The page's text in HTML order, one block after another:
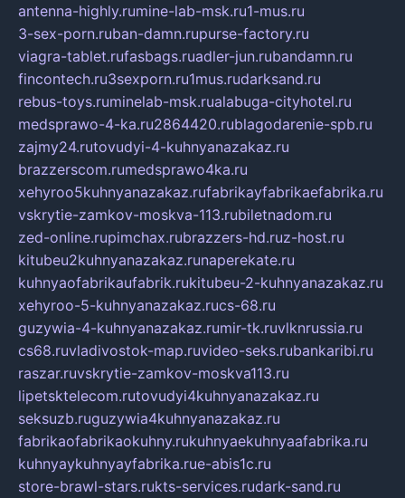
antenna-highly.rumine-lab-msk.ru1-mus.ru
3-sex-porn.ruban-damn.rupurse-factory.ru
viagra-tablet.rufasbags.ruadler-jun.rubandamn.ru
fincontech.ru3sexporn.ru1mus.rudarksand.ru
rebus-toys.ruminelab-msk.rualabuga-cityhotel.ru
medsprawo-4-ka.ru2864420.rublagodarenie-spb.ru
zajmy24.rutovudyi-4-kuhnyanazakaz.ru
brazzerscom.rumedsprawo4ka.ru
xehyroo5kuhnyanazakaz.rufabrikayfabrikaefabrika.ru
vskrytie-zamkov-moskva-113.rubiletnadom.ru
zed-online.rupimchax.rubrazzers-hd.ruz-host.ru
kitubeu2kuhnyanazakaz.runaperekate.ru
kuhnyaofabrikaufabrik.rukitubeu-2-kuhnyanazakaz.ru
xehyroo-5-kuhnyanazakaz.rucs-68.ru
guzywia-4-kuhnyanazakaz.rumir-tk.ruvlknrussia.ru
cs68.ruvladivostok-map.ruvideo-seks.rubankaribi.ru
raszar.ruvskrytie-zamkov-moskva113.ru
lipetsktelecom.rutovudyi4kuhnyanazakaz.ru
seksuzb.ruguzywia4kuhnyanazakaz.ru
fabrikaofabrikaokuhny.rukuhnyaekuhnyaafabrika.ru
kuhnyaykuhnyayfabrika.rue-abis1c.ru
store-brawl-stars.rukts-services.rudark-sand.ru